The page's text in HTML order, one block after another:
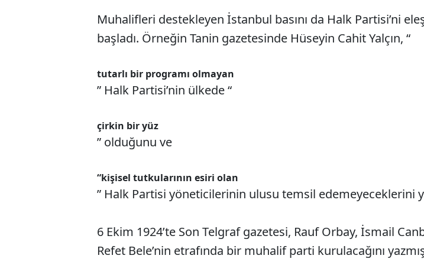
Muhalifleri destekleyen İstanbul basını da Halk Partisi’ni
başladı. Örneğin Tanin gazetesinde Hüseyin Cahit Yalçın, “
tutarlı bir programı olmayan
” Halk Partisi’nin ülkede “
çirkin bir yüz
” olduğunu ve
“kişisel tutkularının esiri olan
” Halk Partisi yöneticilerinin ulusu temsil edemeyeceklerini
6 Ekim 1924’te Son Telgraf gazetesi, Rauf Orbay, İsmail
Refet Bele’nin etrafında bir muhalif parti kurulacağını